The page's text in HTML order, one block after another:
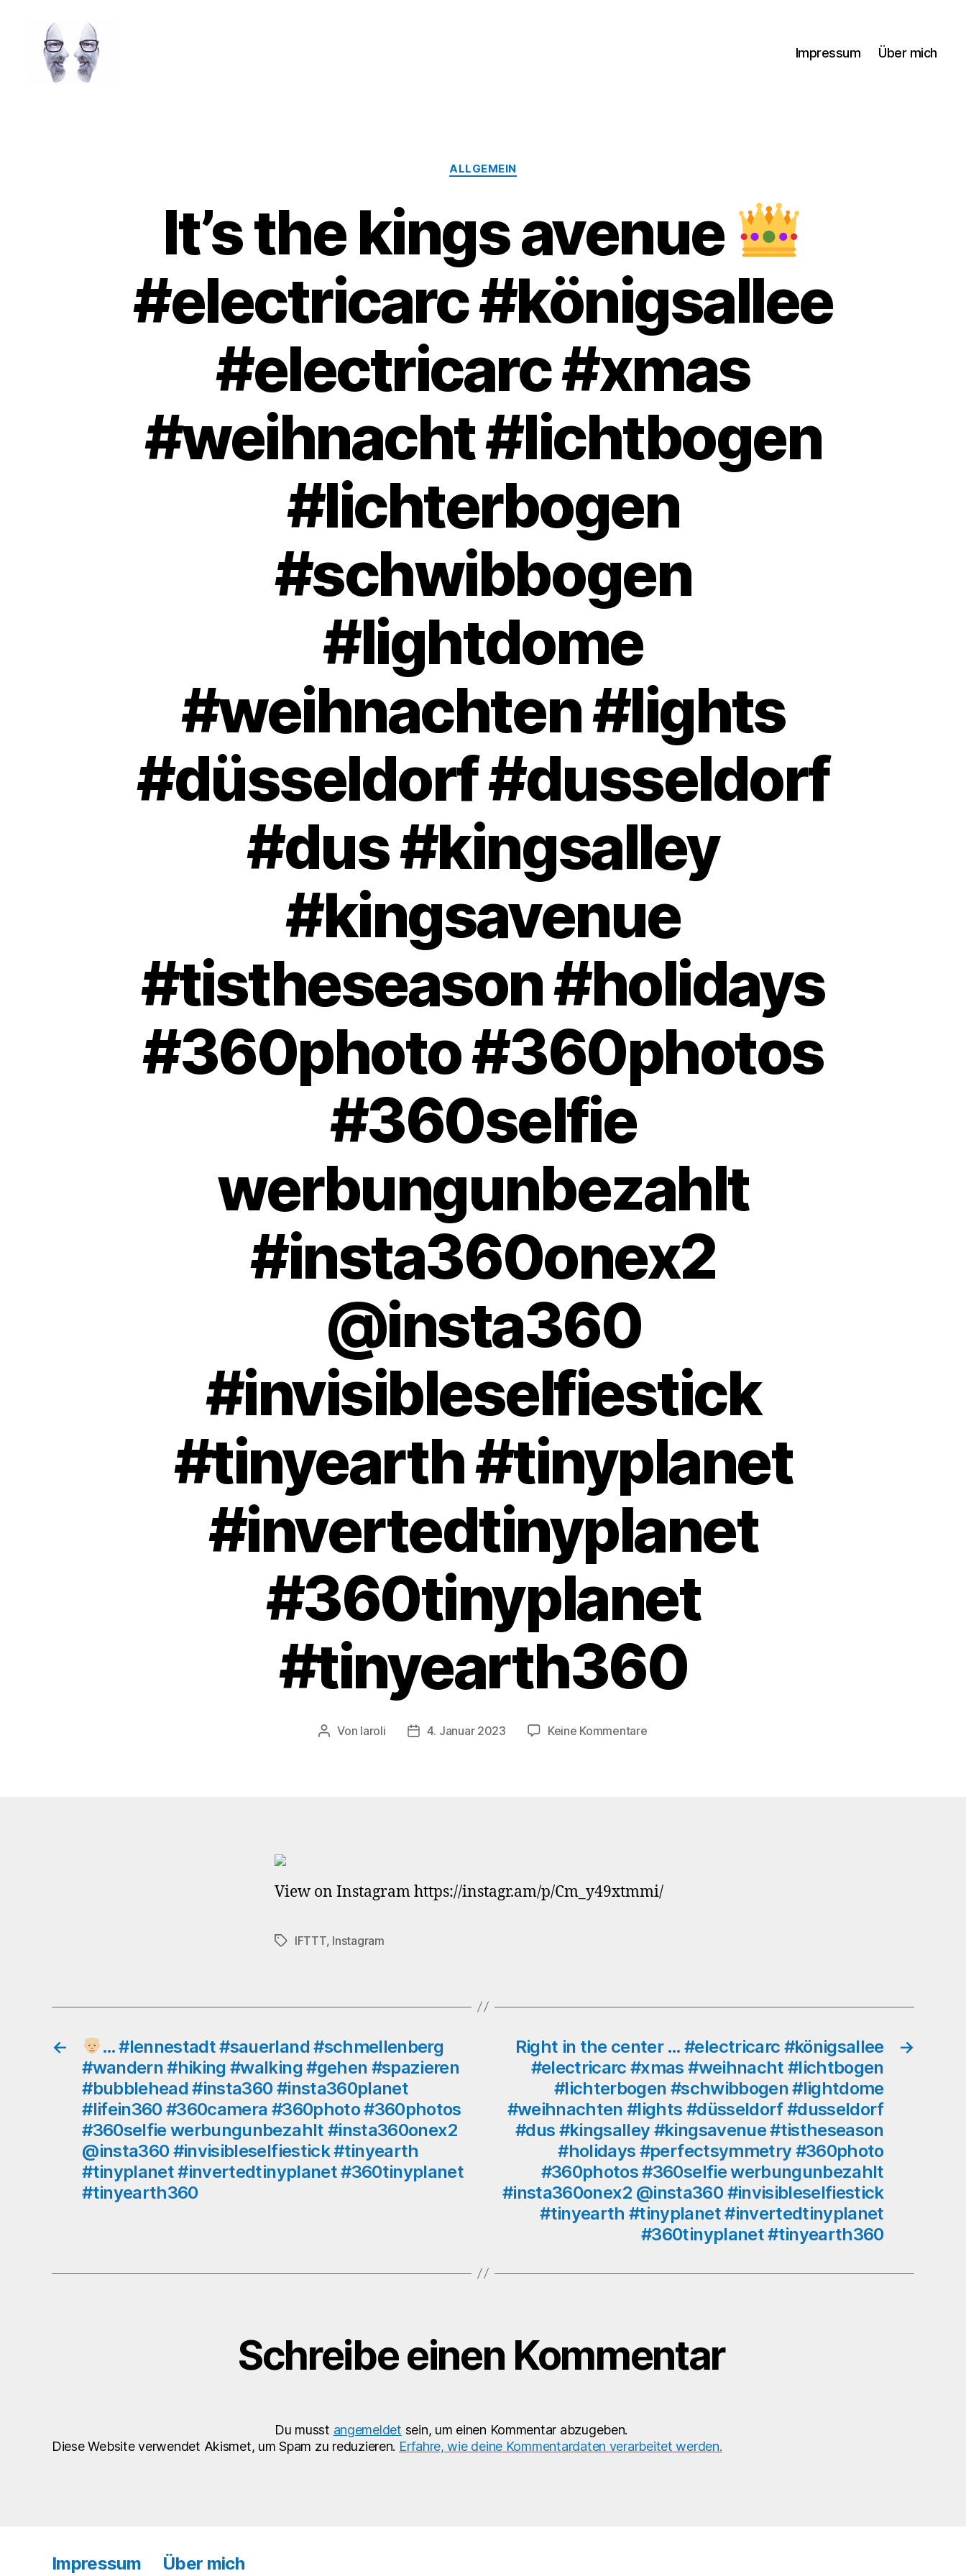
Impressum Über mich
Kategorien
ALLGEMEIN
It’s the kings avenue
#electricarc #königsallee
#electricarc #xmas
#weihnacht #lichtbogen
#lichterbogen
#schwibbogen
#lightdome
#weihnachten #lights
#düsseldorf #dusseldorf
#dus #kingsalley
#kingsavenue
#tistheseason #holidays
#360photo #360photos
#360selfie
werbungunbezahlt
#insta360onex2
@insta360
#invisibleselfiestick
#tinyearth #tinyplanet
#invertedtinyplanet
#360tinyplanet
#tinyearth360
Beitragsautor
Von laroli Veröffentlichungsdatum
4. Januar 2023 Keine Kommentarezu
#xmas
#weihnacht
#lights
#dusseldorf
#dus
#kingsalley
#kingsavenue
#tistheseason
#holidays
#360photo
#360photos
#360selfie
werbungunbezahlt
#insta360onex2
@insta360
#invisibleselfiestick
View on Instagram https://instagr.am/p/Cm_y49xtmmi/
Schlagwörter
IFTTT, Instagram
←
… #lennestadt #sauerland #schmellenberg
#wandern #hiking #walking #gehen #spazieren
#bubblehead #insta360 #insta360planet
#lifein360 #360camera #360photo #360photos
#360selfie werbungunbezahlt #insta360onex2
@insta360 #invisibleselfiestick #tinyearth
#tinyplanet #invertedtinyplanet #360tinyplanet
#tinyearth360
→
Right in the center … #electricarc #königsallee
#electricarc #xmas #weihnacht #lichtbogen
#lichterbogen #schwibbogen #lightdome
#weihnachten #lights #düsseldorf #dusseldorf
#dus #kingsalley #kingsavenue #tistheseason
#holidays #perfectsymmetry #360photo
#360photos #360selfie werbungunbezahlt
#insta360onex2 @insta360 #invisibleselfiestick
#tinyearth #tinyplanet #invertedtinyplanet
#360tinyplanet #tinyearth360
Schreibe einen Kommentar
Du musst angemeldet sein, um einen Kommentar abzugeben.
Diese Website verwendet Akismet, um Spam zu reduzieren. Erfahre, wie deine Kommentardaten verarbeitet werden.
Impressum Über mich